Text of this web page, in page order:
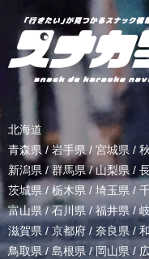
北海道
青森県 / 岩手県/ 宮城県 /
新潟県 /群馬県/山梨県 /
茨城県 / 栃木県 / 埼玉県 /
富山県 /石川県/福井県/
滋賀県 / 京都府 / 奈良県 /
鳥取県/ 島根県 /岡山県/